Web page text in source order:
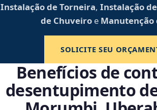
Instalação de Torneira, Instalação
de Chuveiro e Manutenção
SOLICITE SEU
Benefícios de
desentupimento